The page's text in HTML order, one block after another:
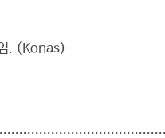
. (Konas)